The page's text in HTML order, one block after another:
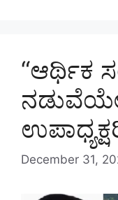
“ಆರ್ಥಿಕ
ನಡುವೆಯೇ
December 31,